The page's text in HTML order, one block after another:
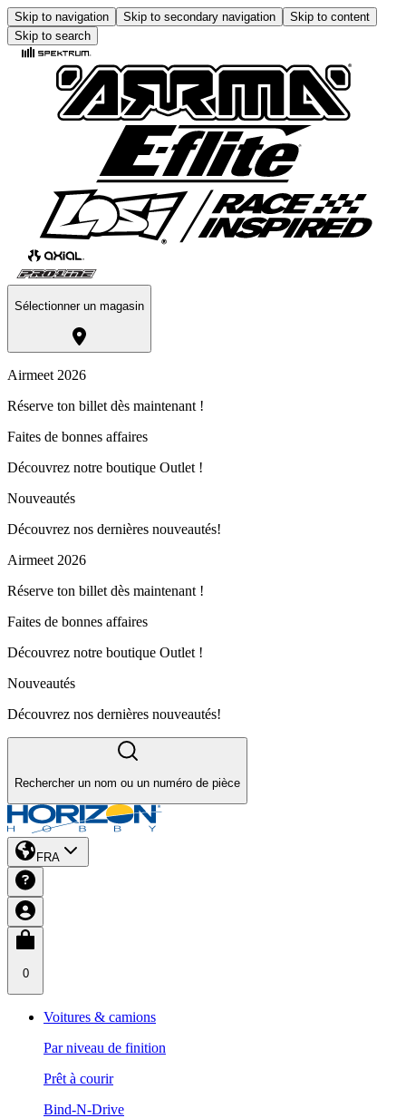
Skip to navigation Skip to secondary navigation
Skip to content
Skip to search
Sélectionner un magasin
Airmeet 2026
Réserve ton billet dès maintenant !
Faites de bonnes affaires
Découvrez notre boutique Outlet !
Nouveautés
Découvrez nos dernières nouveautés!
Airmeet 2026
Réserve ton billet dès maintenant !
Faites de bonnes affaires
Découvrez notre boutique Outlet !
Nouveautés
Découvrez nos dernières nouveautés!
Rechercher un nom ou un numéro de pièce
FRA
0
Voitures & camions
Par niveau de finition
Prêt à courir
Bind-N-Drive